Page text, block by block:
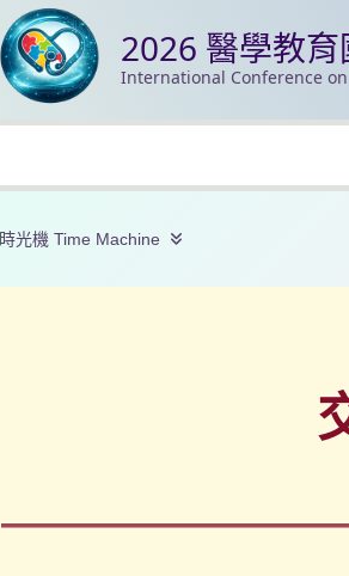
2026 醫學教
International Conference
時光機 Time Machine